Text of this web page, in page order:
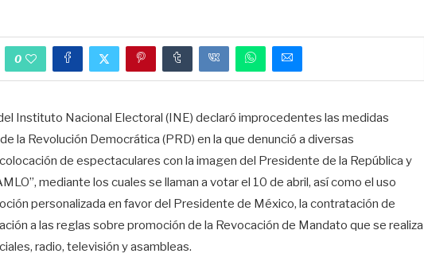
0
Instituto Nacional Electoral (INE) declaró improcedentes las medidas
la Revolución Democrática (PRD) en la que denunció a diversas
de espectaculares con la imagen del Presidente de la República y
mediante los cuales se llaman a votar el 10 de abril, así como el uso
personalizada en favor del Presidente de México, la contratación de
a las reglas sobre promoción de la Revocación de Mandato que se realiza
radio, televisión y asambleas.